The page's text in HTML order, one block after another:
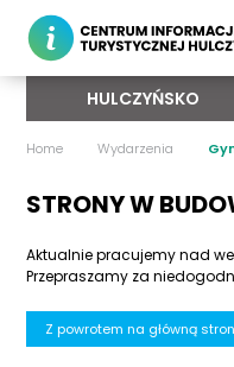
HULCZYŃSKO
Home Wydarzenia
STRONY W
Aktualnie pracujemy nad
Przepraszamy za
Z powrotem na główną